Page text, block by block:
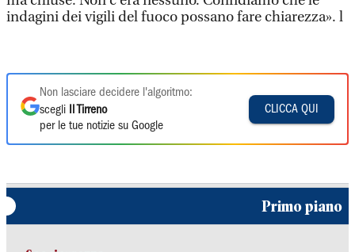
indagini dei vigili del fuoco possano fare chiarezza». l
Non lasciare decidere l'algoritmo:
scegli
Il Tirreno
per le tue notizie su Google
CLICCA QUI
Primo piano